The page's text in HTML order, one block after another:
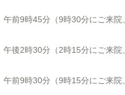
前9時45分（9時30分にご来院
後2時30分（2時15分にご来院
前9時30分（9時15分にご来院